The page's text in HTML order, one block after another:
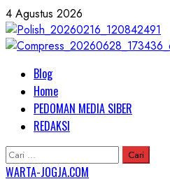
Skip
to
content
4 Agustus 2026
Primary
Menu
Blog
Home
PEDOMAN MEDIA SIBER
REDAKSI
Cari
untuk:
WARTA-JOGJA.COM